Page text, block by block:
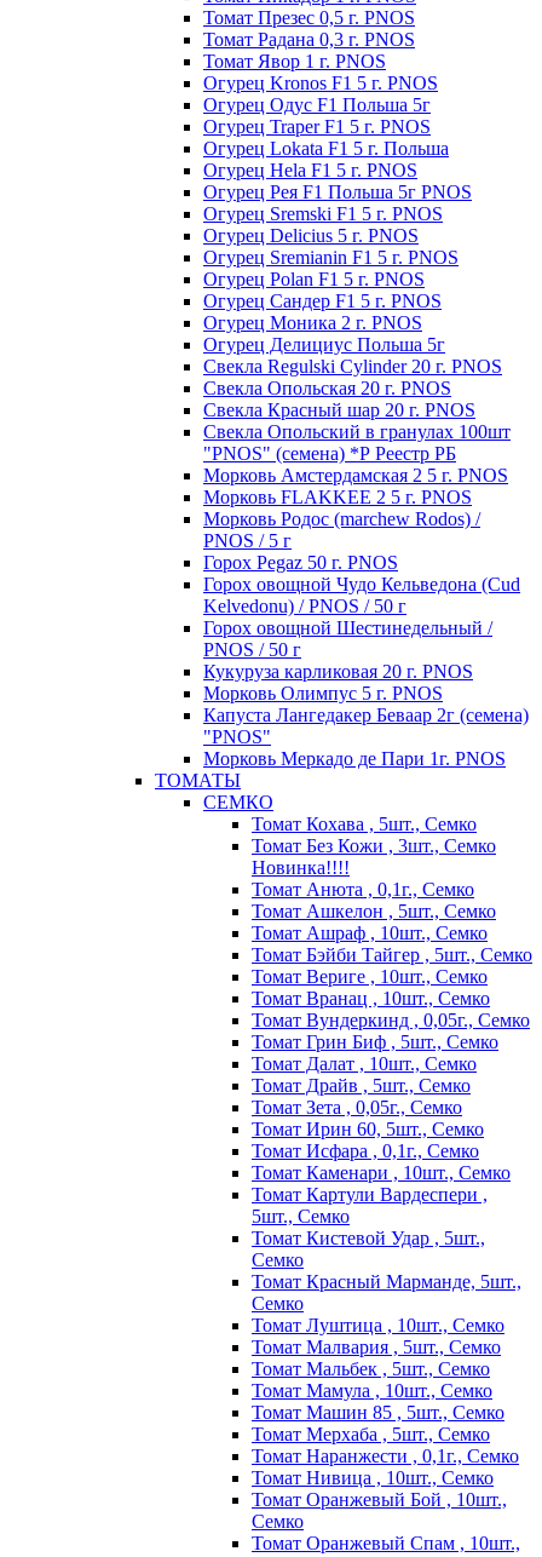
Томат Презес 0,5 г. PNOS
Toмaт Рaдaнa 0,3 г. PNOS
Томат Явор 1 г. PNOS
Огурец Kronos F1 5 г. PNOS
Огурец Одус F1 Польша 5г
Огурец Traper F1 5 г. PNOS
Огурец Lokata F1 5 г. Польша
Огурец Hela F1 5 г. PNOS
Огурец Рея F1 Польша 5г PNOS
Огурец Sremski F1 5 г. PNOS
Огурец Delicius 5 г. PNOS
Огурец Sremianin F1 5 г. PNOS
Огурец Polan F1 5 г. PNOS
Огурец Сандер F1 5 г. PNOS
Огурец Моника 2 г. PNOS
Огурец Делициус Польша 5г
Свекла Regulski Cylinder 20 г. PNOS
Свекла Опольская 20 г. PNOS
Свекла Красный шар 20 г. PNOS
Свекла Опольский в гранулах 100шт
"PNOS" (семена) *Р Реестр РБ
Морковь Амстердамская 2 5 г. PNOS
Морковь FLAKKEE 2 5 г. PNOS
Морковь Родос (marchew Rodos) /
PNOS / 5 г
Горох Pegaz 50 г. PNOS
Горох овощной Чудо Кельведона (Cud
Kelvedonu) / PNOS / 50 г
Горох овощной Шестинедельный /
PNOS / 50 г
Кукуруза карликовая 20 г. PNOS
Морковь Олимпус 5 г. PNOS
Капуста Лангедакер Беваар 2г (семена)
"PNOS"
Морковь Меркадо де Пари 1г. PNOS
ТОМАТЫ
СЕМКО
Томат Кохава , 5шт., Семко
Томат Без Кожи , 3шт., Семко
Новинка!!!!
Томат Анюта , 0,1г., Семко
Томат Ашкелон , 5шт., Семко
Томат Ашраф , 10шт., Семко
Томат Бэйби Тайгер , 5шт., Семко
Томат Вериге , 10шт., Семко
Томат Вранац , 10шт., Семко
Томат Вундеркинд , 0,05г., Семко
Томат Грин Биф , 5шт., Семко
Томат Далат , 10шт., Семко
Томат Драйв , 5шт., Семко
Томат Зета , 0,05г., Семко
Томат Ирин 60, 5шт., Семко
Томат Исфара , 0,1г., Семко
Томат Каменари , 10шт., Семко
Томат Картули Вардеспери ,
5шт., Семко
Томат Кистевой Удар , 5шт.,
Семко
Томат Красный Марманде, 5шт.,
Семко
Томат Луштица , 10шт., Семко
Томат Малвария , 5шт., Семко
Томат Мальбек , 5шт., Семко
Томат Мамула , 10шт., Семко
Томат Машин 85 , 5шт., Семко
Томат Мерхаба , 5шт., Семко
Томат Наранжести , 0,1г., Семко
Томат Нивица , 10шт., Семко
Томат Оранжевый Бой , 10шт.,
Семко
Томат Оранжевый Спам , 10шт.,